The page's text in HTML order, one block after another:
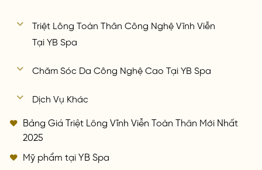
Triệt Lông Toàn Thân Công Nghệ Vĩnh Viễn
Tại YB Spa
Chăm Sóc Da Công Nghệ Cao Tại YB Spa
Dịch Vụ Khác
Bảng Giá Triệt Lông Vĩnh Viễn Toàn Thân Mới Nhất
2025
Mỹ phẩm tại YB Spa